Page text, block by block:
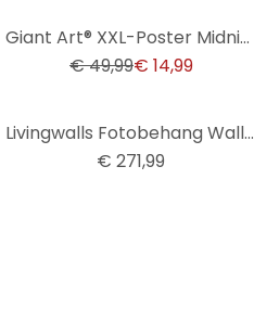
Giant Art® XXL-Poster Midnight Rose - 115x175 cm
€ 49,99€ 14,99
Livingwalls Fotobehang Walls by Patel 2 himari 1
€ 271,99